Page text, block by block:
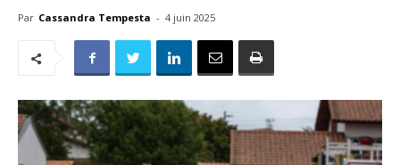
Par Cassandra Tempesta - 4 juin 2025